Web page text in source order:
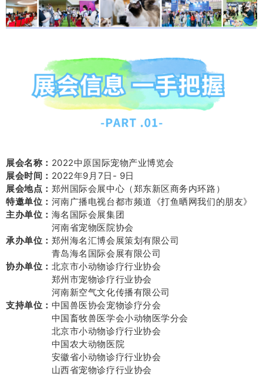
展会名称： 2022中原国际宠物产业博览会
展会时间： 2022年9月7日- 9日
展会地点： 郑州国际会展中心（郑东新区商务内环路）
特邀单位： 河南广播电视台都市频道《打鱼晒网我们的朋友》
主办单位： 海名国际会展集团
河南省宠物医院协会
承办单位： 郑州海名汇博会展策划有限公司
青岛海名国际会展有限公司
协办单位： 北京市小动物诊疗行业协会
郑州市宠物诊疗行业协会
河南新空气文化传播有限公司
支持单位： 中国兽医协会宠物诊疗分会
中国畜牧兽医学会小动物医学分会
北京市小动物诊疗行业协会
中国农大动物医院
安徽省小动物诊疗行业协会
山西省宠物诊疗行业协会